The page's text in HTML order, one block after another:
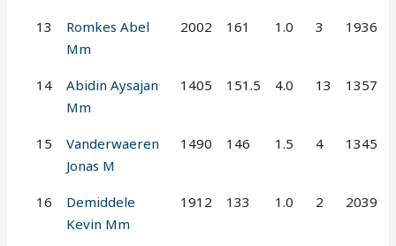
13
Romkes Abel
Mm
2002 161 1.0 3 1936
14
Abidin Aysajan
Mm
1405 151.5 4.0 13 1357
15
Vanderwaeren
Jonas M
1490 146 1.5 4 1345
16
Demiddele
Kevin Mm
1912 133 1.0 2 2039